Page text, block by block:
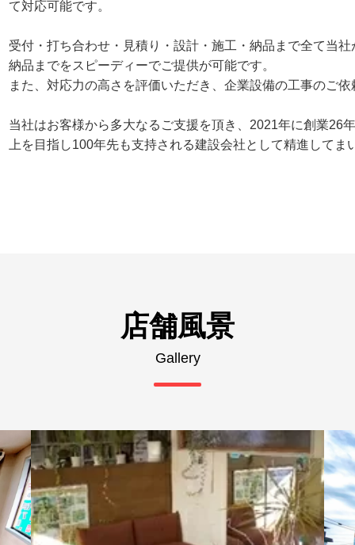
て対応可能です。
受付・打ち合わせ・見積り・設計・施工・納品まで全て当
納品までをスピーディーでご提供が可能です。
また、対応力の高さを評価いただき、企業設備の工事のご依
当社はお客様から多大なるご支援を頂き、2021年に創業26
上を目指し100年先も支持される建設会社として精進してま
店舗風景
Gallery